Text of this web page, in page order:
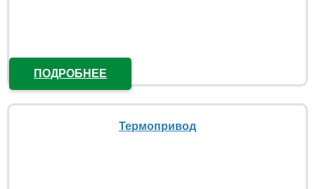
ПОДРОБНЕЕ
Термопривод